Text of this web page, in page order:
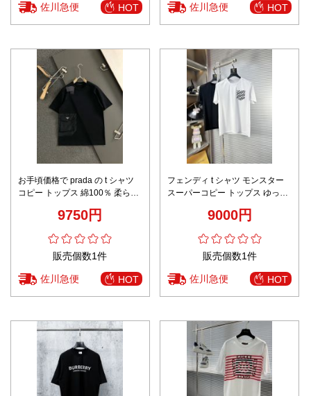
佐川急便 HOT 佐川急便 HOT
お手頃価格で prada の t シャツ
コピー トップス 綿100％ 柔らか
9750円
販売個数1件
佐川急便 HOT
フェンディ t シャツ モンスター
スーパーコピー トップス ゆった
9000円
販売個数1件
佐川急便 HOT